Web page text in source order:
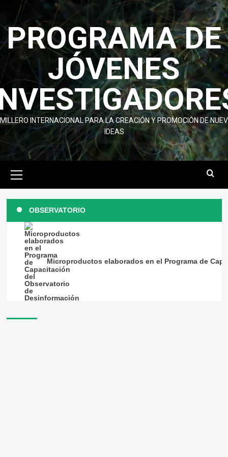
content
PROGRAMA DE
JÓVENES
INTERNACIONAL PARA LA CREACIÓN Y PROMOCIÓN DE
IDEAS
Menu
OBSERVATORIO
Microproductos elaborados en el Programa de